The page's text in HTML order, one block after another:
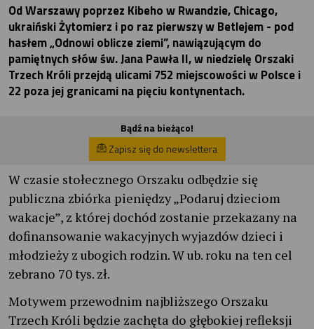
Od Warszawy poprzez Kibeho w Rwandzie, Chicago,
ukraiński Żytomierz i po raz pierwszy w Betlejem - pod
hasłem „Odnowi oblicze ziemi”, nawiązującym do
pamiętnych słów św. Jana Pawła II, w niedzielę Orszaki
Trzech Króli przejdą ulicami 752 miejscowości w Polsce i
22 poza jej granicami na pięciu kontynentach.
Bądź na bieżąco!
Zapisz się do newslettera
W czasie stołecznego Orszaku odbędzie się
publiczna zbiórka pieniędzy „Podaruj dzieciom
wakacje”, z której dochód zostanie przekazany na
dofinansowanie wakacyjnych wyjazdów dzieci i
młodzieży z ubogich rodzin. W ub. roku na ten cel
zebrano 70 tys. zł.
Motywem przewodnim najbliższego Orszaku
Trzech Króli będzie zachęta do głębokiej refleksji